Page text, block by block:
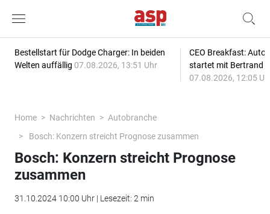
Bestellstart für Dodge Charger: In beiden
Welten auffällig 07.08.2026, 13:51 Uhr
CEO Breakfast:
startet mit Bertrand
07.08.2026, 12:05
Home Nachrichten
Autobranche
Bosch: Konzern streicht Prognose zusammen
Bosch: Konzern streicht Prognose
zusammen
31.10.2024 10:00 Uhr | Lesezeit: 2 min